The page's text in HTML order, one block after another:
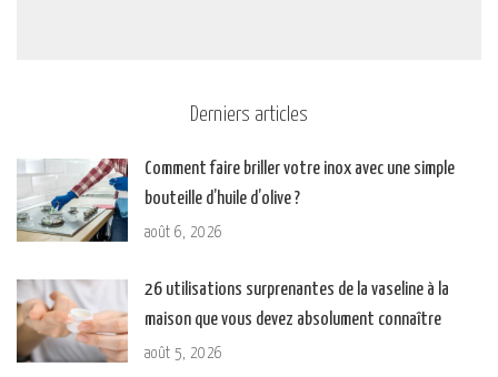
Derniers articles
Comment faire briller votre inox avec une simple
bouteille d’huile d’olive ?
août 6, 2026
26 utilisations surprenantes de la vaseline à la
maison que vous devez absolument connaître
août 5, 2026